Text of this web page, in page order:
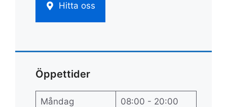
Hitta oss
Öppettider
Måndag 08:00 - 20:00